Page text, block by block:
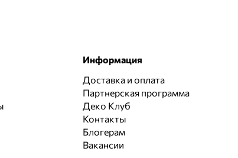
Информация
Доставка и оплата
Партнерская программа
Деко Клуб
Контакты
Блогерам
Вакансии